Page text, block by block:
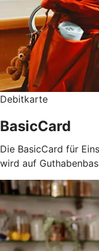
Debitkarte
BasicCard
Die BasicCard für
wird auf